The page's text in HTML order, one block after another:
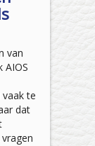
van
AIOS
te
dat